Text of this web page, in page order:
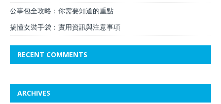
公事包全攻略：你需要知道的重點
搞懂女裝手袋：實用資訊與注意事項
RECENT COMMENTS
ARCHIVES